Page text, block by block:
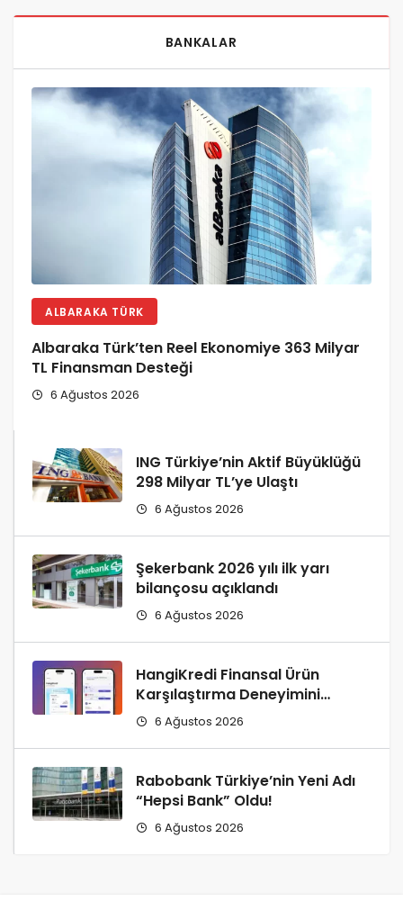
BANKALAR
ALBARAKA TÜRK
Albaraka Türk’ten Reel Ekonomiye 363 Milyar
TL Finansman Desteği
6 Ağustos 2026
ING Türkiye’nin Aktif Büyüklüğü
298 Milyar TL’ye Ulaştı
6 Ağustos 2026
Şekerbank 2026 yılı ilk yarı
bilançosu açıklandı
6 Ağustos 2026
HangiKredi Finansal Ürün
Karşılaştırma Deneyimini
ChatGPT’ye Taşıdı!
6 Ağustos 2026
Rabobank Türkiye’nin Yeni Adı
“Hepsi Bank” Oldu!
6 Ağustos 2026